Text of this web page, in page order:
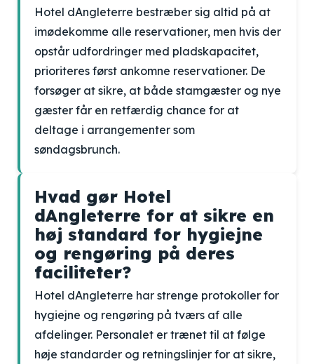
Hotel dAngleterre bestræber sig altid på at
imødekomme alle reservationer, men hvis der
opstår udfordringer med pladskapacitet,
prioriteres først ankomne reservationer. De
forsøger at sikre, at både stamgæster og nye
gæster får en retfærdig chance for at
deltage i arrangementer som
søndagsbrunch.
Hvad gør Hotel
dAngleterre for at sikre en
høj standard for hygiejne
og rengøring på deres
faciliteter?
Hotel dAngleterre har strenge protokoller for
hygiejne og rengøring på tværs af alle
afdelinger. Personalet er trænet til at følge
høje standarder og retningslinjer for at sikre,